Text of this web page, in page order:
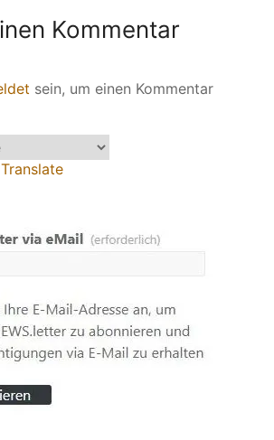
Kommentar
sein, um einen Kommentar
Translate